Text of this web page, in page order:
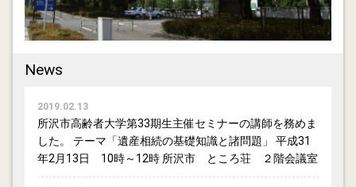
News
2019.02.13
所沢市高齢者大学第33期生主催セミナーの講師を務めま
した。 テーマ「遺産相続の基礎知識と諸問題」 平成31
年2月13日 10時～12時 所沢市 ところ荘 ２階会議室